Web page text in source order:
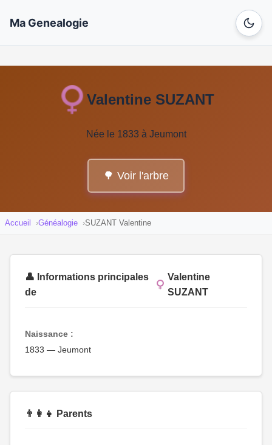
Ma Genealogie
Valentine SUZANT
Née le 1833 à Jeumont
🌳 Voir l'arbre
Accueil Généalogie SUZANT Valentine
👤 Informations principales
de
Valentine
SUZANT
Naissance :
1833 — Jeumont
👨‍👩‍👧 Parents